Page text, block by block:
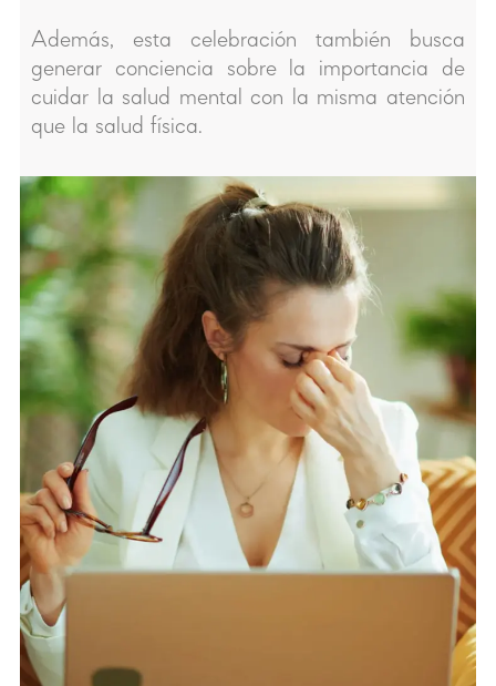
Además, esta celebración también busca
generar conciencia sobre la importancia de
cuidar la salud mental con la misma atención
que la salud física.